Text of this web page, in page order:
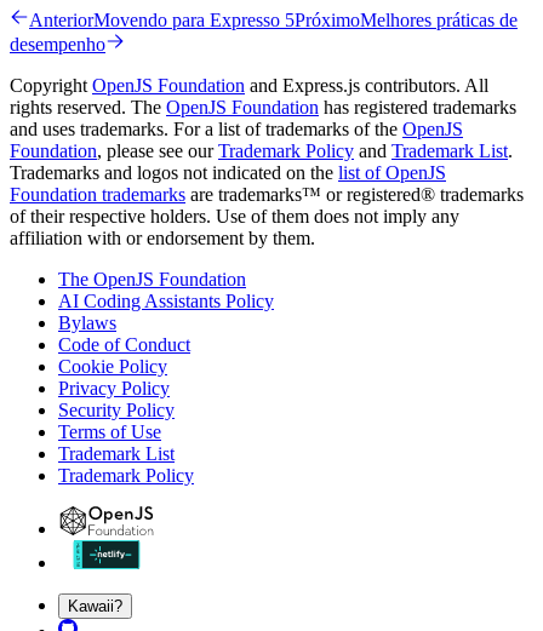
AnteriorMovendo para Expresso 5PróximoMelhores práticas de
desempenho
Copyright OpenJS Foundation and Express.js contributors. All
rights reserved. The OpenJS Foundation has registered trademarks
and uses trademarks. For a list of trademarks of the OpenJS
Foundation, please see ourTrademark Policy and Trademark List.
Trademarks and logos not indicated on the list of OpenJS
Foundation trademarks are trademarks™ or registered® trademarks
of their respective holders. Use of them does not imply any
affiliation with or endorsement by them.
The OpenJS Foundation
AI Coding Assistants Policy
Bylaws
Code of Conduct
Cookie Policy
Privacy Policy
Security Policy
Terms of Use
Trademark List
Trademark Policy
Kawaii?